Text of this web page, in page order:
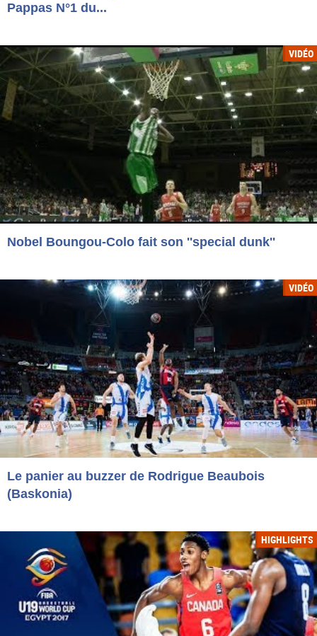
Pappas N°1 du...
VIDÉO
Nobel Boungou-Colo fait son ''special dunk''
VIDÉO
Le panier au buzzer de Rodrigue Beaubois
(Baskonia)
HIGHLIGHTS